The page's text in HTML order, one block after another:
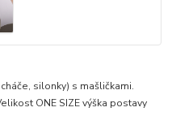
silonky) s mašličkami.
ONE SIZE výška postavy